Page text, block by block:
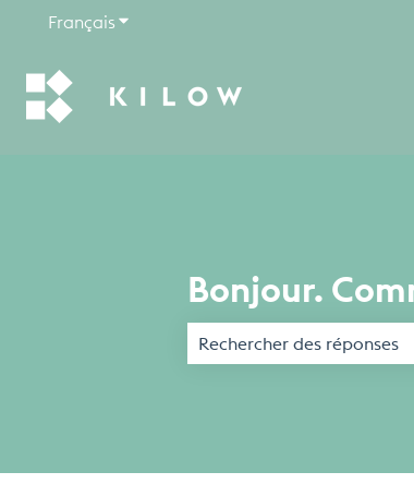
Français Afficher le sous-menu pour les
Bonjour.